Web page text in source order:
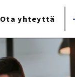
Ota yhteyttä